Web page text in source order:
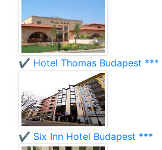
✔️ Hotel Thomas Budapest ***
✔️ Six Inn Hotel Budapest ***